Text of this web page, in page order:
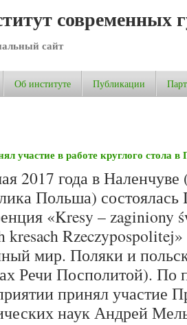
современных
сайт
Об институте Публикации
участие в работе круглого стола
2017 года в
Польша)
«Kresy – zaginiony
kresach
мир. Поляки и
Речи Посполитой). По
принял участие
наук Андрей